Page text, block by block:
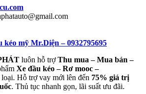
kéo mỹ Mr.Diện – 0932795695
luôn hỗ trợThu mua – Mua bán –
Xe đầu kéo – Rơ mooc –
Hỗ trợ vay mới lên đến 75% giá trị
. Thủ tục nhanh gọn, lãi suất ưu đãi.